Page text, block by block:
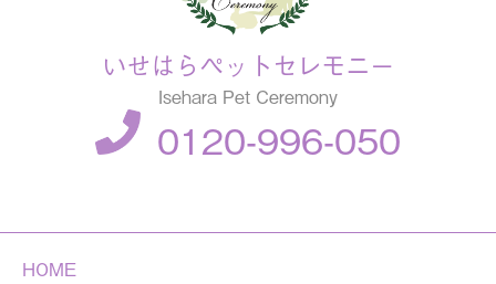
いせはらペットセレモニー
Isehara Pet Ceremony
0120-996-050
HOME